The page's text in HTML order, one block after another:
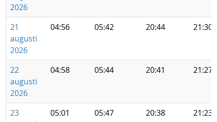
2026
21
augusti
2026
04:56 05:42 20:44 21:30
22
augusti
2026
04:58 05:44 20:41 21:27
23
05:01 05:47 20:38 21:23